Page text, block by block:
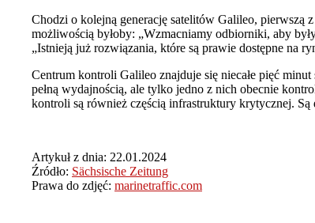
Chodzi o kolejną generację satelitów Galileo, pierwszą
możliwością byłoby: „Wzmacniamy odbiorniki, aby
„Istnieją już rozwiązania, które są prawie dostępne na
Centrum kontroli Galileo znajduje się niecałe pięć
pełną wydajnością, ale tylko jedno z nich obecnie
kontroli są również częścią infrastruktury krytycznej. Są
Artykuł z dnia: 22.01.2024
Źródło: Sächsische Zeitung
Prawa do zdjęć: marinetraffic.com